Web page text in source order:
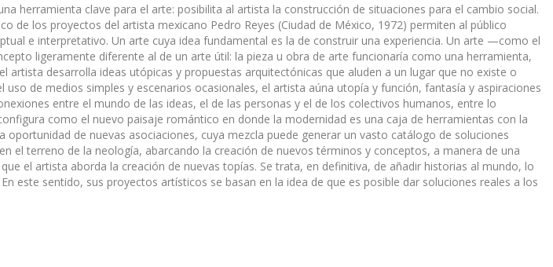
herramienta clave para el arte: posibilita al artista la construcción de situaciones para el cambio social.
de los proyectos del artista mexicano Pedro Reyes (Ciudad de México, 1972) permiten al público
e interpretativo. Un arte cuya idea fundamental es la de construir una experiencia. Un arte —como el
ligeramente diferente al de un arte útil: la pieza u obra de arte funcionaría como una herramienta,
artista desarrolla ideas utópicas y propuestas arquitectónicas que aluden a un lugar que no existe o
uso de medios simples y escenarios ocasionales, el artista aúna utopía y función, fantasía y aspiraciones
entre el mundo de las ideas, el de las personas y el de los colectivos humanos, entre lo
como el nuevo paisaje romántico en donde la modernidad es una caja de herramientas con la
oportunidad de nuevas asociaciones, cuya mezcla puede generar un vasto catálogo de soluciones
el terreno de la neología, abarcando la creación de nuevos términos y conceptos, a manera de una
el artista aborda la creación de nuevas topías. Se trata, en definitiva, de añadir historias al mundo, lo
este sentido, sus proyectos artísticos se basan en la idea de que es posible dar soluciones reales a los